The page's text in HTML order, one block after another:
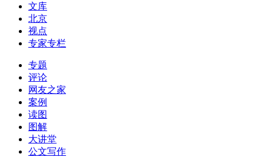
文库
北京
视点
专家专栏
专题
评论
网友之家
案例
读图
图解
大讲堂
公文写作